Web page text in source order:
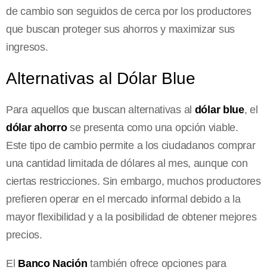
de cambio son seguidos de cerca por los productores
que buscan proteger sus ahorros y maximizar sus
ingresos.
Alternativas al Dólar Blue
Para aquellos que buscan alternativas al dólar blue, el
dólar ahorrose presenta como una opción viable.
Este tipo de cambio permite a los ciudadanos comprar
una cantidad limitada de dólares al mes, aunque con
ciertas restricciones. Sin embargo, muchos productores
prefieren operar en el mercado informal debido a la
mayor flexibilidad y a la posibilidad de obtener mejores
precios.
El Banco Nación también ofrece opciones para